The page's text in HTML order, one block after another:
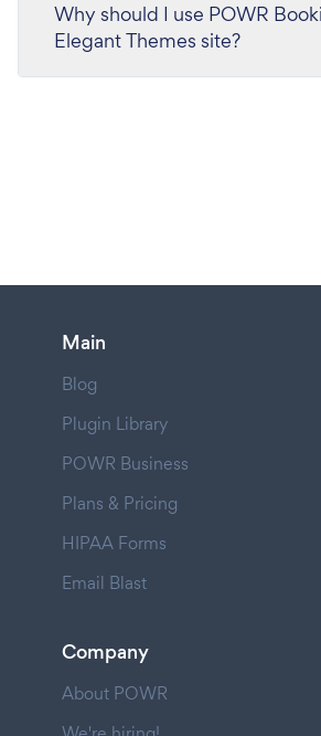
Why should I use POWR
Elegant Themes site?
Main
Blog
Plugin Library
POWR Business
Plans & Pricing
HIPAA Forms
Email Blast
Company
About POWR